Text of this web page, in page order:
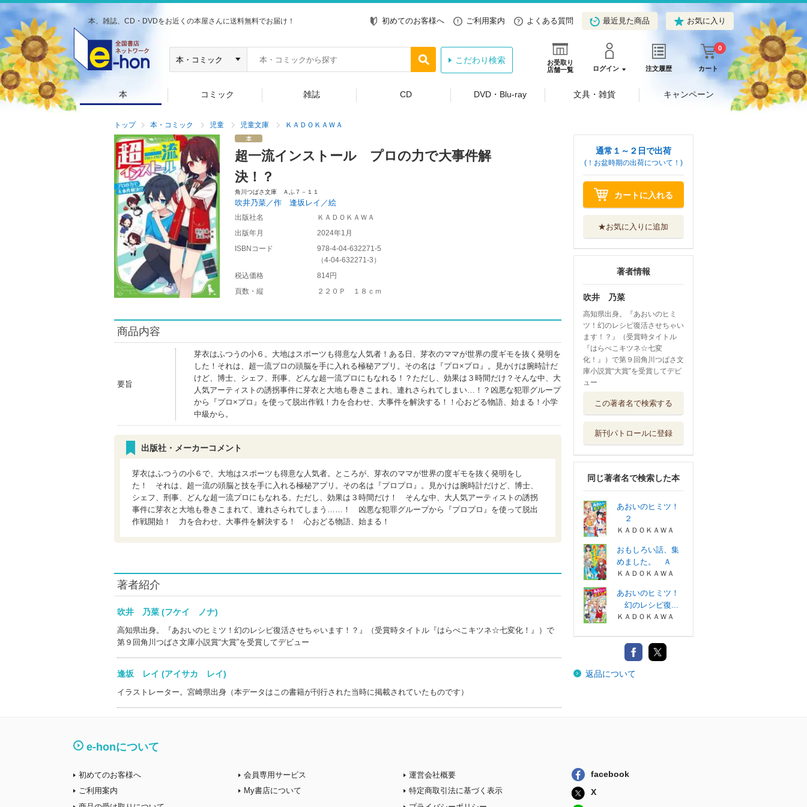
本、雑誌、CD・DVDをお近くの本屋さんに送料無料でお届け！ 初めてのお客様へ ご利用案内 よくある質問 最近見た商品 お気に入り
お受取り
店舗一覧
ログイン 注文履歴 カート
0
こだわり検索
本 コミック 雑誌 CD DVD・Blu-ray 文具・雑貨 キャンペーン
トップ 本・コミック 児童 児童文庫 ＫＡＤＯＫＡＷＡ
超一流インストール プロの力で大事件解
決！？
角川つばさ文庫 Ａふ７－１１
吹井乃菜／作 逢坂レイ／絵
出版社名
ＫＡＤＯＫＡＷＡ
出版年月
2024年1月
ISBNコード
978-4-04-632271-5
（4-04-632271-3 ）
税込価格
814円
頁数・縦
２２０Ｐ １８ｃｍ
商品内容
要旨
芽衣はふつうの小６。大地はスポーツも得意な人気者！ある日、芽衣のママが世界の度ギモを抜く発明を
した！それは、超一流プロの頭脳を手に入れる極秘アプリ。その名は『プロ×プロ』。見かけは腕時計だ
けど、博士、シェフ、刑事、どんな超一流プロにもなれる！？ただし、効果は３時間だけ？そんな中、大
人気アーティストの誘拐事件に芽衣と大地も巻きこまれ、連れさられてしまい…！？凶悪な犯罪グループ
から『プロ×プロ』を使って脱出作戦！力を合わせ、大事件を解決する！！心おどる物語、始まる！小学
中級から。
出版社・メーカーコメント
芽衣はふつうの小６で、大地はスポーツも得意な人気者。ところが、芽衣のママが世界の度ギモを抜く発明をし
た！ それは、超一流の頭脳と技を手に入れる極秘アプリ。その名は『プロプロ』。見かけは腕時計だけど、博士、
シェフ、刑事、どんな超一流プロにもなれる。ただし、効果は３時間だけ！ そんな中、大人気アーティストの誘拐
事件に芽衣と大地も巻きこまれて、連れさられてしまう……！ 凶悪な犯罪グループから『プロプロ』を使って脱出
作戦開始！ 力を合わせ、大事件を解決する！ 心おどる物語、始まる！
著者紹介
吹井 乃菜 (フケイ ノナ)
高知県出身。『あおいのヒミツ！幻のレシピ復活させちゃいます！？』（受賞時タイトル『はらぺこキツネ☆七変化！』）で
第９回角川つばさ文庫小説賞“大賞”を受賞してデビュー
逢坂 レイ (アイサカ レイ)
イラストレーター。宮崎県出身（本データはこの書籍が刊行された当時に掲載されていたものです）
通常１～２日で出荷
(！お盆時期の出荷について！)
カートに入れる
★お気に入りに追加
著者情報
吹井 乃菜
高知県出身。『あおいのヒミ
ツ！幻のレシピ復活させちゃい
ます！？』（受賞時タイトル
『はらぺこキツネ☆七変
化！』）で第９回角川つばさ文
庫小説賞“大賞”を受賞してデビ
ュー
この著者名で検索する
新刊パトロールに登録
同じ著者名で検索した本
あおいのヒミツ！
２
ＫＡＤＯＫＡＷＡ
おもしろい話、集
めました。 Ａ
ＫＡＤＯＫＡＷＡ
あおいのヒミツ！
幻のレシピ復...
ＫＡＤＯＫＡＷＡ
返品について
e-honについて
初めてのお客様へ
ご利用案内
会員専用サービス
My書店について
運営会社概要
特定商取引法に基づく表示
facebook
X